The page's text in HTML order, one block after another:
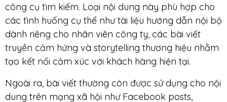
công cụ tìm kiếm. Loại nội dung này phù hợp cho
các tình huống cụ thể như tài liệu hướng dẫn nội bộ
dành riêng cho nhân viên công ty, các bài viết
truyền cảm hứng và storytelling thương hiệu nhằm
tạo kết nối cảm xúc với khách hàng hiện tại.
Ngoài ra, bài viết thường còn được sử dụng cho nội
dung trên mạng xã hội như Facebook posts,